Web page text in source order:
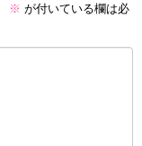
※ が付いている欄は必